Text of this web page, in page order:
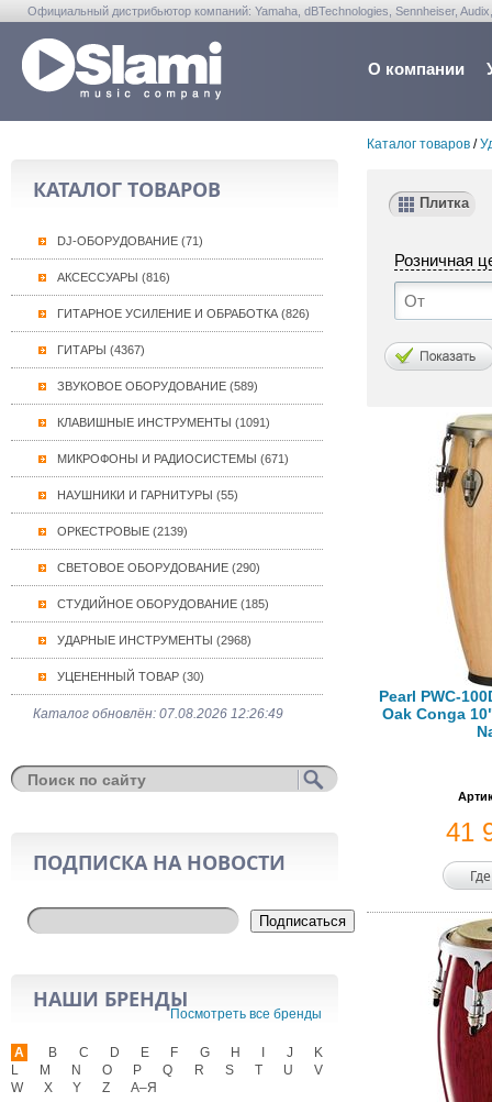
Официальный дистрибьютор компаний: Yamaha, dBTechnologies, Sennheiser,
О компании
КАТАЛОГ ТОВАРОВ
DJ-ОБОРУДОВАНИЕ (71)
АКСЕССУАРЫ (816)
ГИТАРНОЕ УСИЛЕНИЕ И ОБРАБОТКА (826)
ГИТАРЫ (4367)
ЗВУКОВОЕ ОБОРУДОВАНИЕ (589)
КЛАВИШНЫЕ ИНСТРУМЕНТЫ (1091)
МИКРОФОНЫ И РАДИОСИСТЕМЫ (671)
НАУШНИКИ И ГАРНИТУРЫ (55)
ОРКЕСТРОВЫЕ (2139)
СВЕТОВОЕ ОБОРУДОВАНИЕ (290)
СТУДИЙНОЕ ОБОРУДОВАНИЕ (185)
УДАРНЫЕ ИНСТРУМЕНТЫ (2968)
УЦЕНЕННЫЙ ТОВАР (30)
Каталог обновлён: 07.08.2026 12:26:49
ПОДПИСКА НА НОВОСТИ
Подписаться
НАШИ БРЕНДЫ
Посмотреть все бренды
A B C D E F G H J
K
L
M N O P Q R S T U
V
W
X Y Z А–Я
Каталог товаров/
Плитка
Розничная
Pearl PWC-
Oak Conga
41